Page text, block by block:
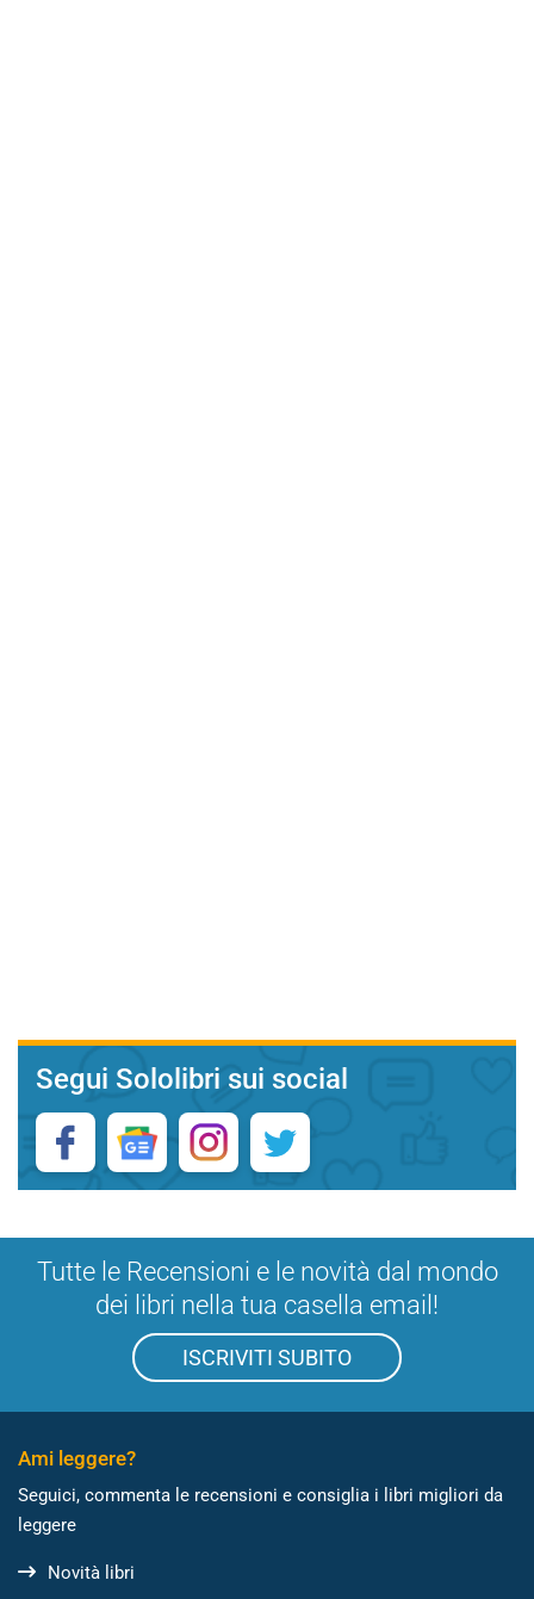
Segui Sololibri sui social
Tutte le Recensioni e le novità dal mondo
dei libri nella tua casella email!
ISCRIVITI SUBITO
Ami leggere?
Seguici, commenta le recensioni e consiglia i libri migliori da
leggere
Novità libri